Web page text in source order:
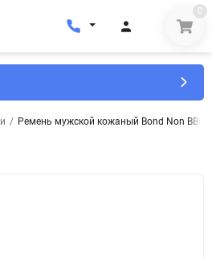
0
/ Ремень мужской кожаный Bond Non